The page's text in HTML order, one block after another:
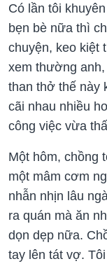
Có lần tôi
bẹn bè nữa thì
chuyện, keo kiệt
xem thường
than thở thế này
cãi nhau nhiều
công việc vừa
Một hôm, chồng
một mâm cơm
nhẫn nhịn lâu
ra quán mà ăn
dọn dẹp nữa.
tay lên tát vợ.